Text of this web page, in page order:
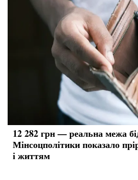
12 282 грн — реальна межа
Мінсоцполітики показало
і життям